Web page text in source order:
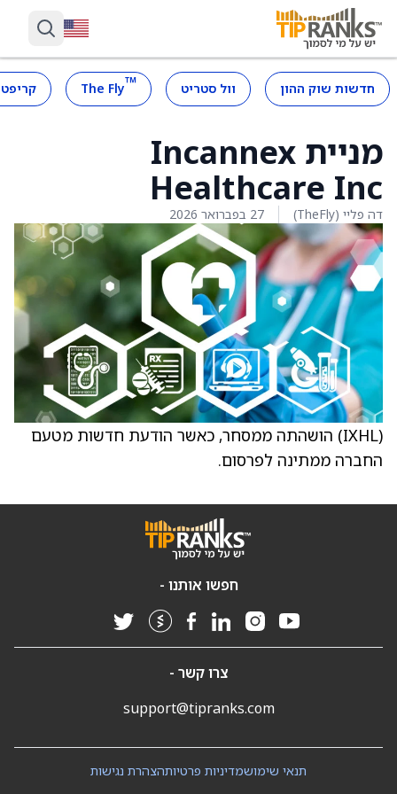
חדשות שוק ההון וול סטריט ™
The Fly
מניית Incannex
Healthcare Inc
דה פליי (TheFly) 27 בפברואר 2026
(IXHL) הושהתה ממסחר, כאשר הודעת חדשות מטעם
החברה ממתינה לפרסום.
חפשו אותנו -
צרו קשר -
support@tipranks.com
הצהרת נגישותמדיניות פרטיותתנאי שימוש